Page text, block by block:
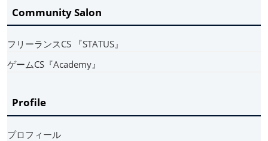
Community Salon
フリーランスCS 『STATUS』
ゲームCS『Academy』
Profile
プロフィール